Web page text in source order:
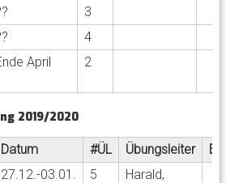
3
4
April 2
2019/2020
Datum #ÜL Übungsleiter
27.12.-03.01. 5
Harald,